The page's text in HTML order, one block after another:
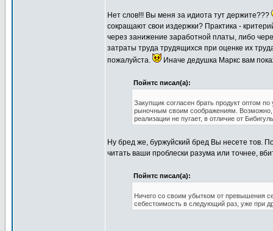
Нет слов!!! Вы меня за идиота тут держите???
сокращают свои издержки? Практика -
через занижение заработной платы, либо
затраты труда трудящихся при оценке их
пожалуйста.
Иначе дедушка Маркс вам
Пойнтс писал(а):
Закупщик согласен брать продукт оптом
рыночным своим соображениям. Возможно,
реализации не пугает, в отличие от
Ну бред же, буржуйский бред Вы несете тов.
читать ваши проблески разума или точнее,
Пойнтс писал(а):
Ничего со своим убытком от превышения
себестоимость в следующий раз, уже при